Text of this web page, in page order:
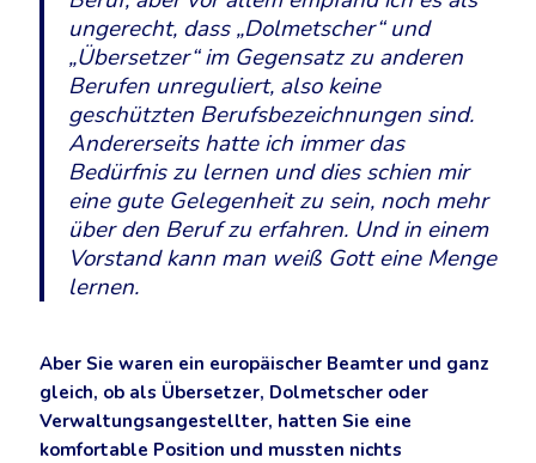
ungerecht, dass „Dolmetscher“ und
„Übersetzer“ im Gegensatz zu anderen
Berufen unreguliert, also keine
geschützten Berufsbezeichnungen sind.
Andererseits hatte ich immer das
Bedürfnis zu lernen und dies schien mir
eine gute Gelegenheit zu sein, noch mehr
über den Beruf zu erfahren. Und in einem
Vorstand kann man weiß Gott eine Menge
lernen.
Aber Sie waren ein europäischer Beamter und ganz
gleich, ob als Übersetzer, Dolmetscher oder
Verwaltungsangestellter, hatten Sie eine
komfortable Position und mussten nichts